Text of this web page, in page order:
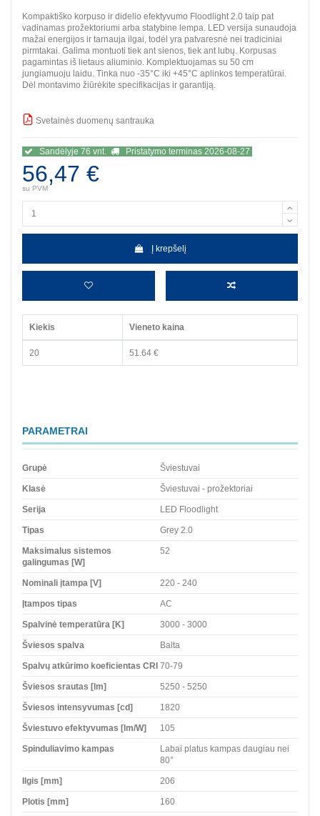
Kompaktiško korpuso ir didelio efektyvumo Floodlight 2.0 taip pat
vadinamas prožektoriumi arba statybine lempa. LED versija sunaudoja
mažai energijos ir tarnauja ilgai, todėl yra patvaresnė nei tradiciniai
pirmtakai. Galima montuoti tiek ant sienos, tiek ant lubų. Korpusas
pagamintas iš lietaus aliuminio. Komplektuojamas su 50 cm
jungiamuoju laidu. Tinka nuo -35°C iki +45°C aplinkos temperatūrai.
Dėl montavimo žiūrėkite specifikacijas ir garantiją.
Svetainės duomenų santrauka
Sandėlyje 76 vnt. Pristatymo terminas 2026-08-27
56,47 €
su PVM
Į krepšelį
Kiekis Vieneto kaina
20 51.64 €
PARAMETRAI
Grupė Šviestuvai
Klasė Šviestuvai - prožektoriai
Serija LED Floodlight
Tipas Grey 2.0
Maksimalus sistemos
galingumas [W]
52
Nominali įtampa [V] 220 - 240
Įtampos tipas AC
Spalvinė temperatūra [K] 3000 - 3000
Šviesos spalva Balta
Spalvų atkūrimo koeficientas CRI 70-79
Šviesos srautas [lm] 5250 - 5250
Šviesos intensyvumas [cd] 1820
Šviestuvo efektyvumas [lm/W] 105
Spinduliavimo kampas
Labai platus kampas daugiau nei
80°
Ilgis [mm] 206
Plotis [mm] 160